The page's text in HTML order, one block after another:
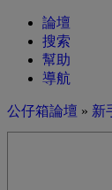
論壇
搜索
幫助
導航
公仔箱論壇 » 新